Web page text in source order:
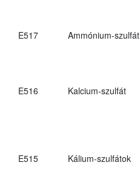
E517
Ammónium-szulfát
E516 Kalcium-szulfát
E515 Kálium-szulfátok